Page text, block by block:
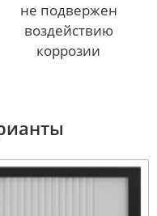
не подвержен
воздействию
коррозии